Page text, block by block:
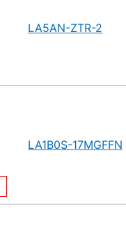
LA5AN-ZTR-2
LA1B0S-17MGFFN